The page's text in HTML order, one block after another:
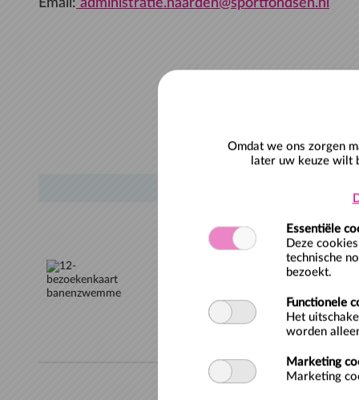
Email: administratie.naarden@sportfondsen.nl
12-bezoekenkaart
zwembad voor een voordelig
gaat in op het moment van
Omdat we ons zorgen
later uw keuze wilt
Essentiële
Deze
technische
bezoekt.
Functionele
Het
worden
Marketing
Marketing